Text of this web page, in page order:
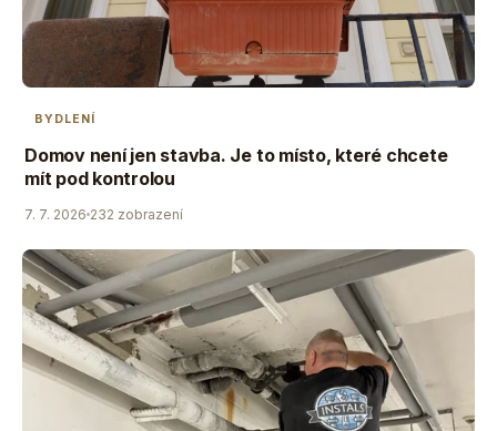
BYDLENÍ
Domov není jen stavba. Je to místo, které chcete
mít pod kontrolou
7. 7. 2026 232 zobrazení